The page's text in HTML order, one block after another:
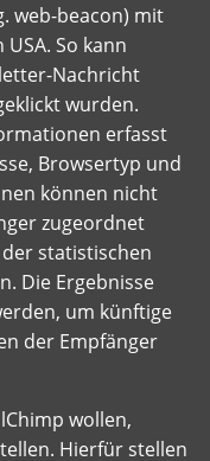
web-beacon) mit
So kann
Nachricht
wurden.
erfasst
Browsertyp und
können nicht
zugeordnet
statistischen
Die Ergebnisse
um künftige
der Empfänger
wollen,
Hierfür stellen